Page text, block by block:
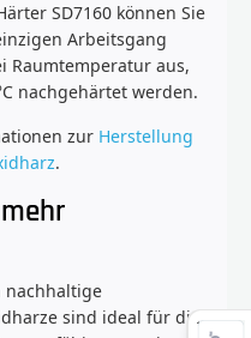
SD7160 können Sie
Arbeitsgang
Raumtemperatur aus,
nachgehärtet werden.
zur Herstellung
.
nachhaltige
sind ideal für die